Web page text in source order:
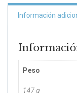
Información
Peso
147 g